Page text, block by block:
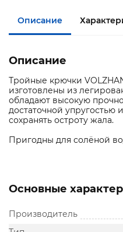
Описание
Описание
Тройные крючки
изготовлены из
обладают высокую
достаточной упругостью
сохранять остроту жала.
Пригодны для солёной
Основные
Производитель